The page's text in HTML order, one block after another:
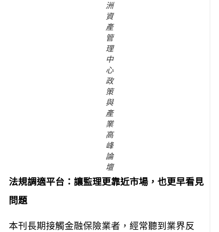
洲
資
產
管
理
中
心
政
策
與
產
業
高
峰
論
壇
法規調適平台：讓監理更靠近市場，也更早看見
問題
本刊長期接觸金融保險業者，經常聽到業界反